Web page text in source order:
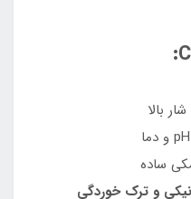
بالا
ساده
و ترک خوردگی